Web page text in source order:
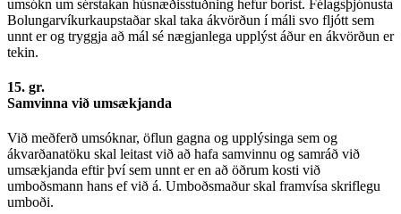
umsókn um sérstakan húsnæðisstuðning hefur borist. Félagsþjónusta
Bolungarvíkurkaupstaðar skal taka ákvörðun í máli svo fljótt sem
unnt er og tryggja að mál sé nægjanlega upplýst áður en ákvörðun er
tekin.
15. gr.
Samvinna við umsækjanda
Við meðferð umsóknar, öflun gagna og upplýsinga sem og
ákvarðanatöku skal leitast við að hafa samvinnu og samráð við
umsækjanda eftir því sem unnt er en að öðrum kosti við
umboðsmann hans ef við á. Umboðsmaður skal framvísa skriflegu
umboði.